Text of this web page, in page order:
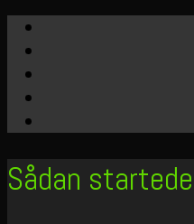
Sådan